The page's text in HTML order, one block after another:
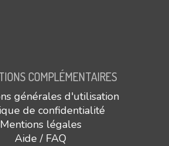
COMPLÉMENTAIRES
générales d'utilisation
de confidentialité
Mentions légales
Aide / FAQ